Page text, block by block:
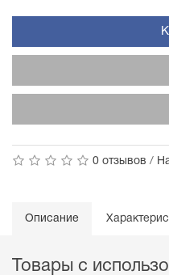
0 отзывов /
Описание
Товары с